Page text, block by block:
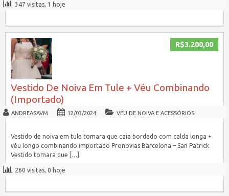
347 visitas, 1 hoje
R$3.200,00
Vestido De Noiva Em Tule + Véu Combinando
(Importado)
ANDREASAVM 12/03/2024 VÉU DE NOIVA E ACESSÓRIOS
Vestido de noiva em tule tomara que caia bordado com calda longa +
véu longo combinando importado Pronovias Barcelona – San Patrick
Vestido tomara que […]
260 visitas, 0 hoje